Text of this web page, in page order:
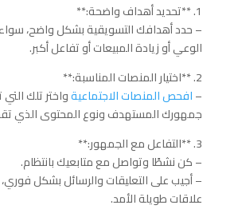
1. **تحديد أهداف واضحة:**
– حدد أهدافك التسويقية بشكل واضح،
الوعي أو زيادة المبيعات أو تفاعل أكبر.
2. **اختيار المنصات المناسبة:**
–افحص المنصات الاجتماعيةواختر تلك
جمهورك المستهدف ونوع المحتوى الذي
3. **التفاعل مع الجمهور:**
– كن نشطًا وتواصل مع متابعيك بانتظام.
– أجيب على التعليقات والرسائل بشكل
علاقات طويلة الأمد.